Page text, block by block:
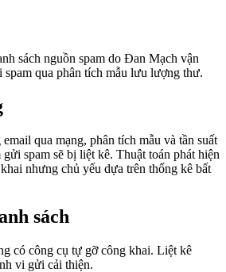
sách nguồn spam do Đan Mạch vận
qua phân tích mẫu lưu lượng thư.
qua mạng, phân tích mẫu và tần suất
spam sẽ bị liệt kê. Thuật toán phát hiện
nhưng chủ yếu dựa trên thống kê bất
sách
có công cụ tự gỡ công khai. Liệt kê
vi gửi cải thiện.